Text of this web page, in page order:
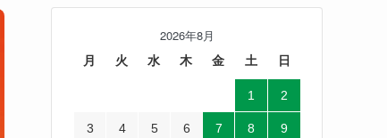
2026年8月
月 火 水 木 金 土 日
1 2
3 4 5 6 7 8 9